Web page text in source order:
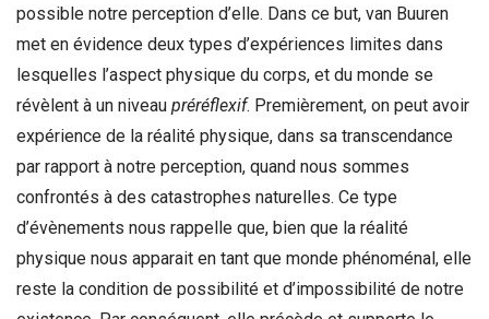
possible notre perception d’elle. Dans ce but, van Buuren
met en évidence deux types d’expériences limites dans
lesquelles l’aspect physique du corps, et du monde se
révèlent à un niveau préréflexif. Premièrement, on peut avoir
expérience de la réalité physique, dans sa transcendance
par rapport à notre perception, quand nous sommes
confrontés à des catastrophes naturelles. Ce type
d’évènements nous rappelle que, bien que la réalité
physique nous apparait en tant que monde phénoménal, elle
reste la condition de possibilité et d’impossibilité de notre